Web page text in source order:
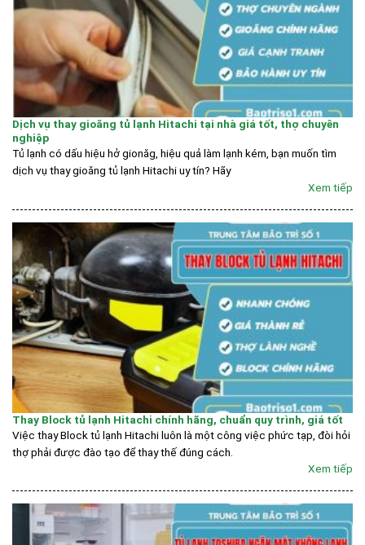
Dịch vụ thay gioăng tủ lạnh Hitachi tại nhà giá tốt, thợ chuyên
nghiệp
Tủ lạnh có dấu hiệu hở gionăg, hiệu quả làm lạnh kém, bạn muốn tìm
dịch vụ thay gioăng tủ lạnh Hitachi uy tín? Hãy
Xem tiếp
Thay Block tủ lạnh Hitachi chính hãng, chuẩn quy trình, giá tốt
Việc thay Block tủ lạnh Hitachi luôn là một công việc phức tạp, đòi hỏi
thợ phải được đào tạo để thay thế đúng cách.
Xem tiếp